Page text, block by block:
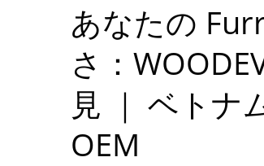
あなたの
さ：
見 ｜ ベトナ
OEM